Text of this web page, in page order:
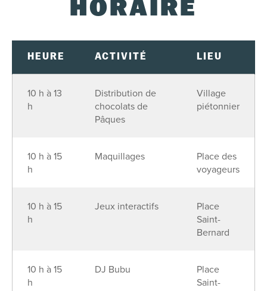
HORAIRE
HEURE ACTIVITÉ LIEU
10 h à 13
h
Distribution de
chocolats de
Pâques
Village
piétonnier
10 h à 15
h
Maquillages
Place des
voyageurs
10 h à 15
h
Jeux interactifs
Place
Saint-
Bernard
10 h à 15
h
DJ Bubu
Place
Saint-